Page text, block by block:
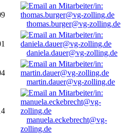
thomas.burger@vg-zolling.de
daniela.dauer@vg-zolling.de
martin.dauer@vg-zolling.de
manuela.eckebrecht@vg-
zolling.de